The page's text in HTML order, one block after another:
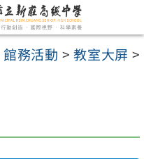
館務活動 > 教室大屏 >